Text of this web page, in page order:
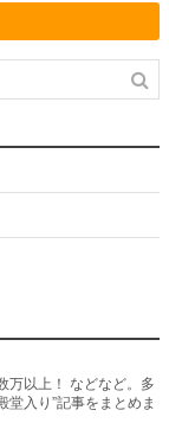
万以上！ などなど。多
堂入り”記事をまとめま